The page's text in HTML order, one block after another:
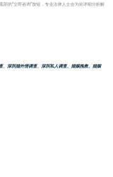
的“立即咨询”按钮，专业法律人士会为你详细分析解
深圳婚外情调查、深圳私人调查、婚姻挽救、婚姻